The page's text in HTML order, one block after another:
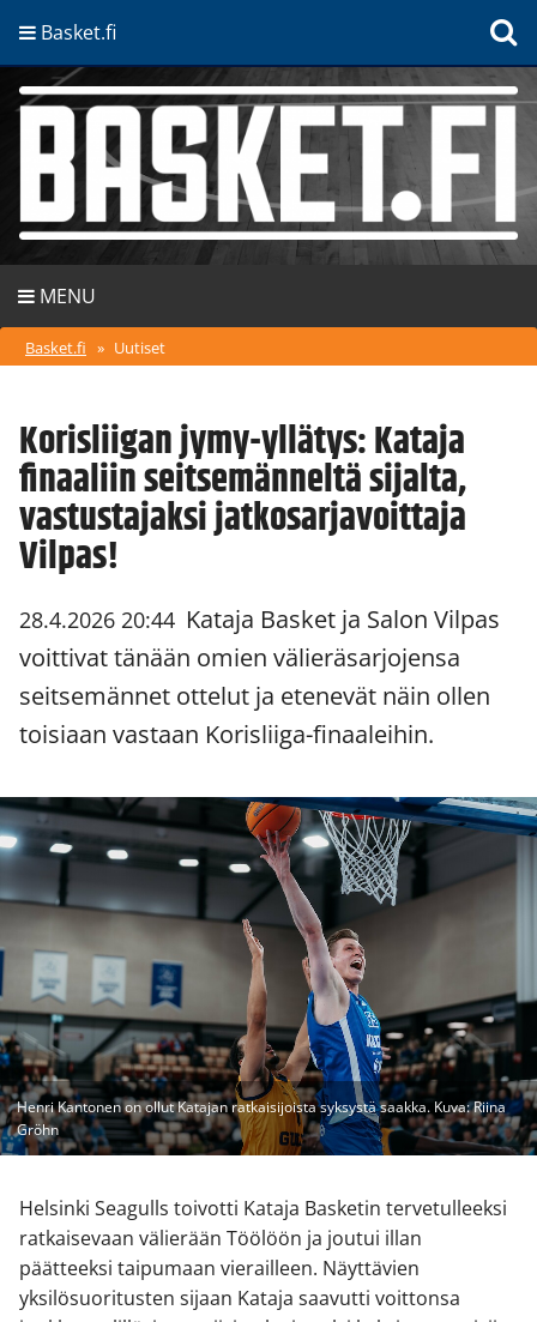
Basket.fi
MENU
Basket.fi » Uutiset
Korisliigan jymy-yllätys: Kataja
finaaliin seitsemänneltä sijalta,
vastustajaksi jatkosarjavoittaja
Vilpas!
28.4.2026 20:44 Kataja Basket ja Salon Vilpas
voittivat tänään omien välieräsarjojensa
seitsemännet ottelut ja etenevät näin ollen
toisiaan vastaan Korisliiga-finaaleihin.
Henri Kantonen on ollut Katajan ratkaisijoista syksystä saakka. Kuva: Riina
Gröhn
Helsinki Seagulls toivotti Kataja Basketin tervetulleeksi
ratkaisevaan välierään Töölöön ja joutui illan
päätteeksi taipumaan vierailleen. Näyttävien
yksilösuoritusten sijaan Kataja saavutti voittonsa